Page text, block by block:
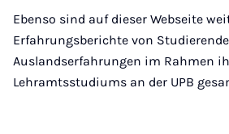
Ebenso sind auf dieser Webseite
Erfahrungsberichte von
Auslandserfahrungen im Rahmen
Lehramtsstudiums an der UPB